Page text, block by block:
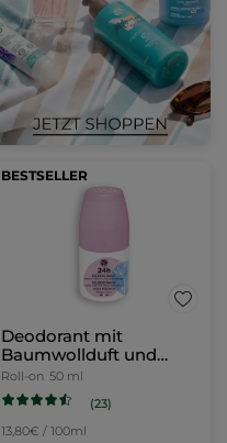
BESTSELLER
Deodorant mit
Baumwollduft und
Malve aus der Bretagne
Roll-on 50 ml
(23)
13,80€ / 100ml